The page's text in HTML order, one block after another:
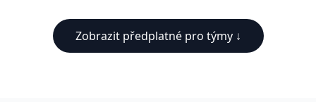
Zobrazit předplatné pro týmy ↓